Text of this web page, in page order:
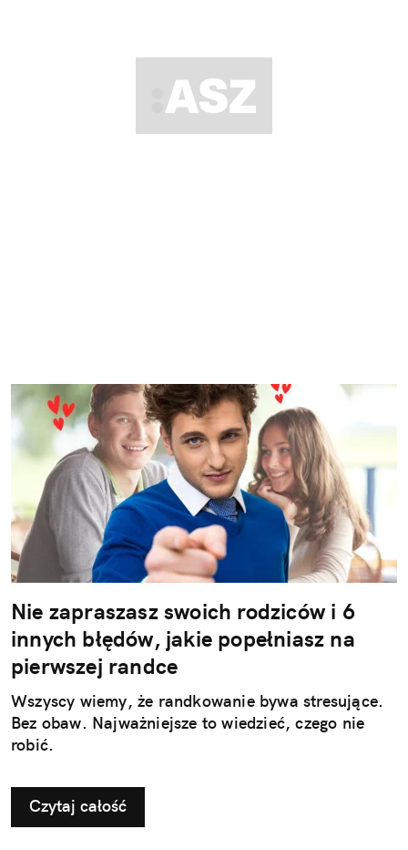
Nie zapraszasz swoich rodziców i 6
innych błędów, jakie popełniasz na
pierwszej randce
Wszyscy wiemy, że randkowanie bywa stresujące.
Bez obaw. Najważniejsze to wiedzieć, czego nie
robić.
Czytaj całość